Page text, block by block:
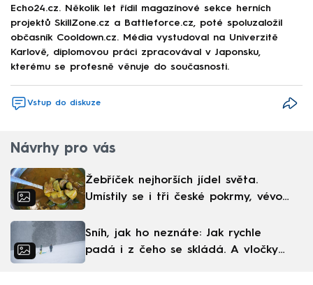
Echo24.cz. Několik let řídil magazínové sekce herních
projektů SkillZone.cz a Battleforce.cz, poté spoluzaložil
občasník Cooldown.cz. Média vystudoval na Univerzitě
Karlově, diplomovou práci zpracovával v Japonsku,
kterému se profesně věnuje do současnosti.
Vstup do diskuze
Návrhy pro vás
Žebříček nejhorších jídel světa.
Umístily se i tři české pokrmy, vévodí
Sníh, jak ho neznáte: Jak rychle
padá i z čeho se skládá. A vločky